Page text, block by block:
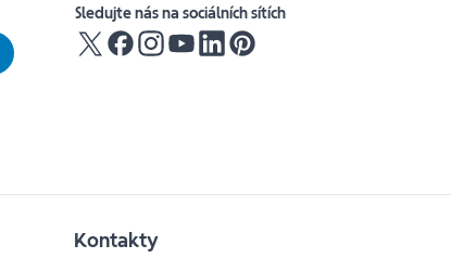
Sledujte nás na sociálních sítích
Kontakty